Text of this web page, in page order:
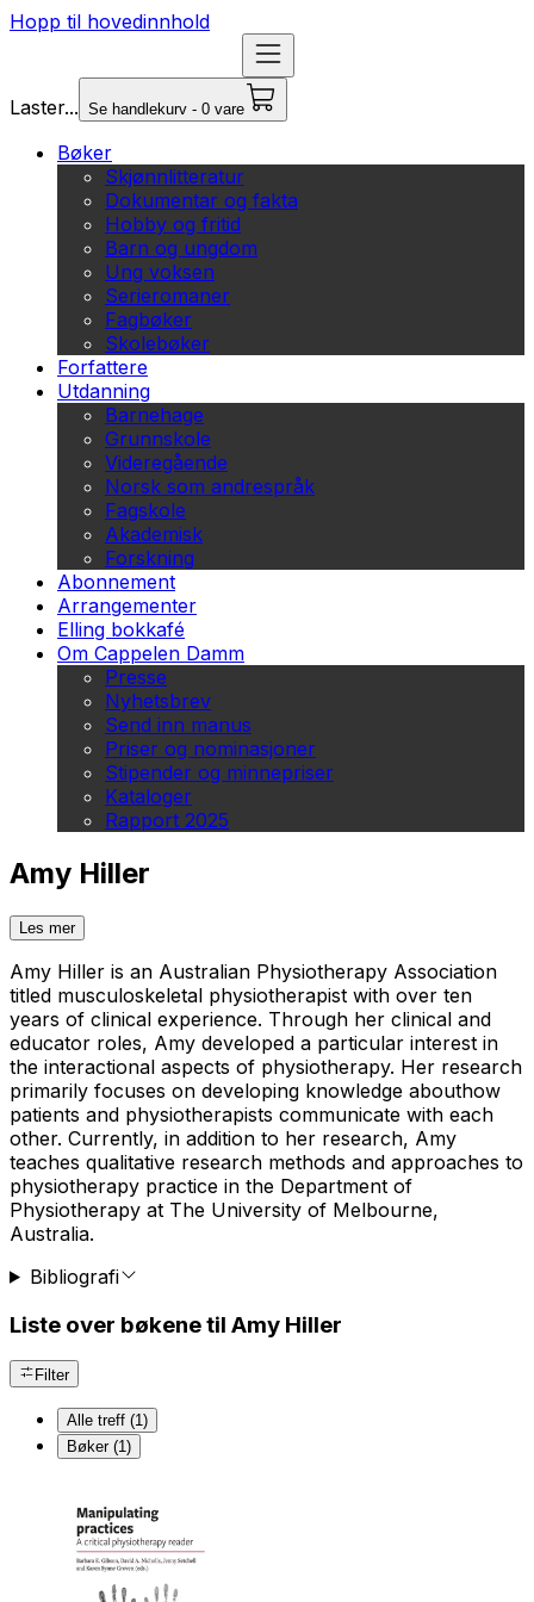
Hopp til hovedinnhold
Laster... Se handlekurv - 0 vare
Bøker
Skjønnlitteratur
Dokumentar og fakta
Hobby og fritid
Barn og ungdom
Ung voksen
Serieromaner
Fagbøker
Skolebøker
Forfattere
Utdanning
Barnehage
Grunnskole
Videregående
Norsk som andrespråk
Fagskole
Akademisk
Forskning
Abonnement
Arrangementer
Elling bokkafé
Om Cappelen Damm
Presse
Nyhetsbrev
Send inn manus
Priser og nominasjoner
Stipender og minnepriser
Kataloger
Rapport 2025
Amy Hiller
Les mer
Amy Hiller is an Australian Physiotherapy Association
titled musculoskeletal physiotherapist with over ten
years of clinical experience. Through her clinical and
educator roles, Amy developed a particular interest in
the interactional aspects of physiotherapy. Her research
primarily focuses on developing knowledge abouthow
patients and physiotherapists communicate with each
other. Currently, in addition to her research, Amy
teaches qualitative research methods and approaches to
physiotherapy practice in the Department of
Physiotherapy at The University of Melbourne,
Australia.
Bibliografi
Liste over bøkene til Amy Hiller
Filter
Alle treff (1)
Bøker (1)